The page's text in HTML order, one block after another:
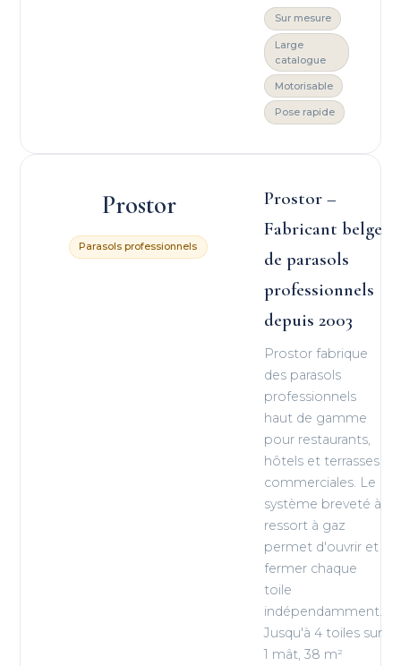
Sur mesure
Large
catalogue
Motorisable
Pose rapide
Prostor
Parasols professionnels
Prostor –
Fabricant belge
de parasols
professionnels
depuis 2003
Prostor fabrique
des parasols
professionnels
haut de gamme
pour restaurants,
hôtels et terrasses
commerciales. Le
système breveté à
ressort à gaz
permet d'ouvrir et
fermer chaque
toile
indépendamment.
Jusqu'à 4 toiles sur
1 mât, 38 m²